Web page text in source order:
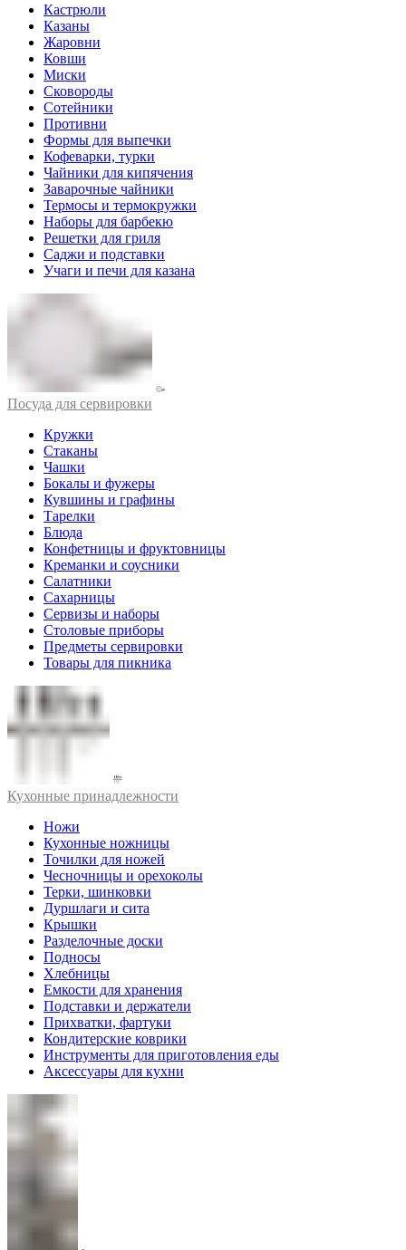
Кастрюли
Казаны
Жаровни
Ковши
Миски
Сковороды
Сотейники
Противни
Формы для выпечки
Кофеварки, турки
Чайники для кипячения
Заварочные чайники
Термосы и термокружки
Наборы для барбекю
Решетки для гриля
Саджи и подставки
Учаги и печи для казана
Посуда для сервировки
Кружки
Стаканы
Чашки
Бокалы и фужеры
Кувшины и графины
Тарелки
Блюда
Конфетницы и фруктовницы
Креманки и соусники
Салатники
Сахарницы
Сервизы и наборы
Столовые приборы
Предметы сервировки
Товары для пикника
Кухонные принадлежности
Ножи
Кухонные ножницы
Точилки для ножей
Чесночницы и орехоколы
Терки, шинковки
Дуршлаги и сита
Крышки
Разделочные доски
Подносы
Хлебницы
Емкости для хранения
Подставки и держатели
Прихватки, фартуки
Кондитерские коврики
Инструменты для приготовления еды
Аксессуары для кухни